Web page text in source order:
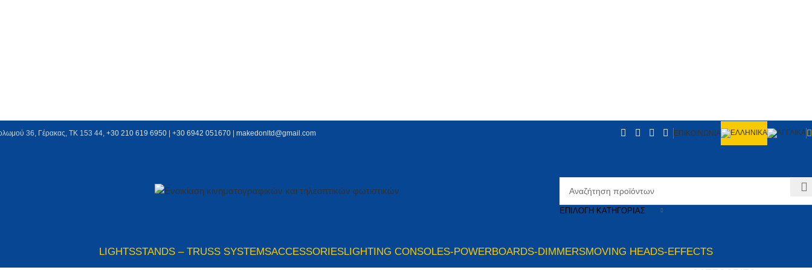
36, Γέρακας, ΤΚ 153 44, +30 210 619 6950 | +30 6942 051670 makedonltd@gmail.com ΕΠΙΚΟΙΝΩΝΙΑ
ΕΠΙΛΟΓΉ ΚΑΤΗΓΟΡΊΑΣ
LIGHTSSTANDS – TRUSS SYSTEMSACCESSORIESLIGHTING CONSOLES-POWERBOARDS-DIMMERSMOVING HEADS-EFFECTS